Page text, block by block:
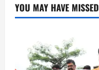
YOU MAY HAVE MISSED